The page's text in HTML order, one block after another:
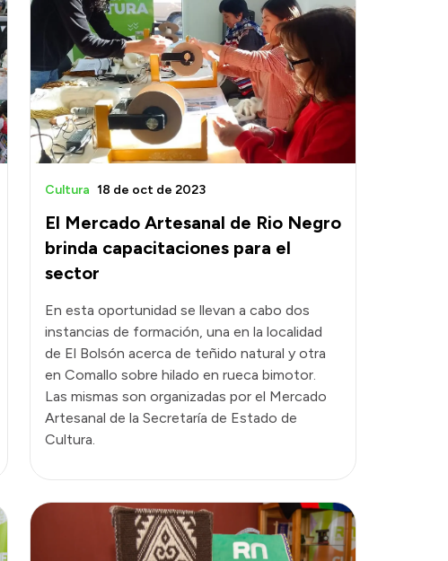
El Mercado Artesanal de Rio Negro
brinda capacitaciones para el
sector
Cultura 18 de oct de 2023
En esta oportunidad se llevan a cabo dos
instancias de formación, una en la localidad
de El Bolsón acerca de teñido natural y otra
en Comallo sobre hilado en rueca bimotor.
Las mismas son organizadas por el Mercado
Artesanal de la Secretaría de Estado de
Cultura.